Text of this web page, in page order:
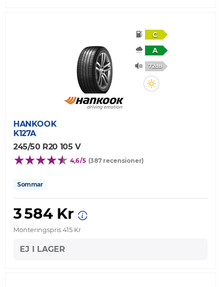
C
A
72db
HANKOOK
K127A
245/50 R20 105 V
4,6/5 (387 recensioner)
Sommar
3 584 Kr
Monteringspris 415 Kr
EJ I LAGER